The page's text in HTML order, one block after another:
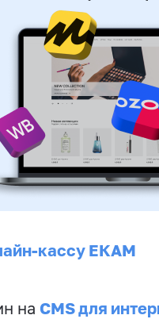
кассу ЕКАМ
на CMS для